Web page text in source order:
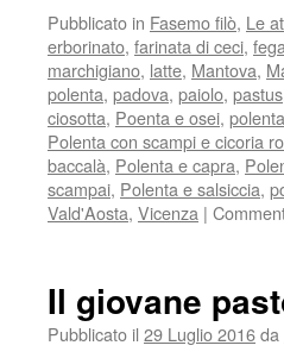
Pubblicato in Fasemo filò, Le
erborinato, farinata di ceci,
marchigiano, latte, Mantova,
polenta, padova, paiolo, pastus
ciosotta, Poenta e osei, polenta
Polenta con scampi e cicoria
baccalà, Polenta e capra,
scampai, Polenta e salsiccia,
Vald'Aosta, Vicenza |
Il giovane
Pubblicato il 29 Luglio 2016da